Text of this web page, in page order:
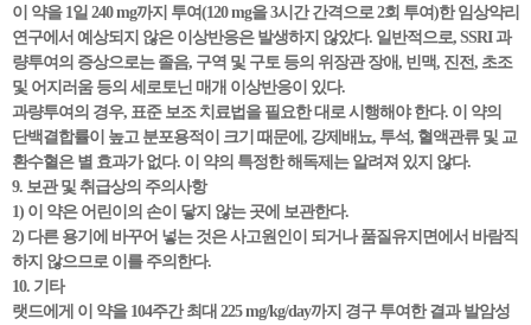
이 약을 1일 240 mg까지 투여(120 mg을 3시간 간격으로 2회 투여)한 임상약리
연구에서 예상되지 않은 이상반응은 발생하지 않았다. 일반적으로, SSRI 과
량투여의 증상으로는 졸음, 구역 및 구토 등의 위장관 장애, 빈맥, 진전, 초조
및 어지러움 등의 세로토닌 매개 이상반응이 있다.
과량투여의 경우, 표준 보조 치료법을 필요한 대로 시행해야 한다. 이 약의
단백결합률이 높고 분포용적이 크기 때문에, 강제배뇨, 투석, 혈액관류 및 교
환수혈은 별 효과가 없다. 이 약의 특정한 해독제는 알려져 있지 않다.
9. 보관 및 취급상의 주의사항
1) 이 약은 어린이의 손이 닿지 않는 곳에 보관한다.
2) 다른 용기에 바꾸어 넣는 것은 사고원인이 되거나 품질유지면에서 바람직
하지 않으므로 이를 주의한다.
10. 기타
랫드에게 이 약을 104주간 최대 225 mg/kg/day까지 경구 투여한 결과 발암성